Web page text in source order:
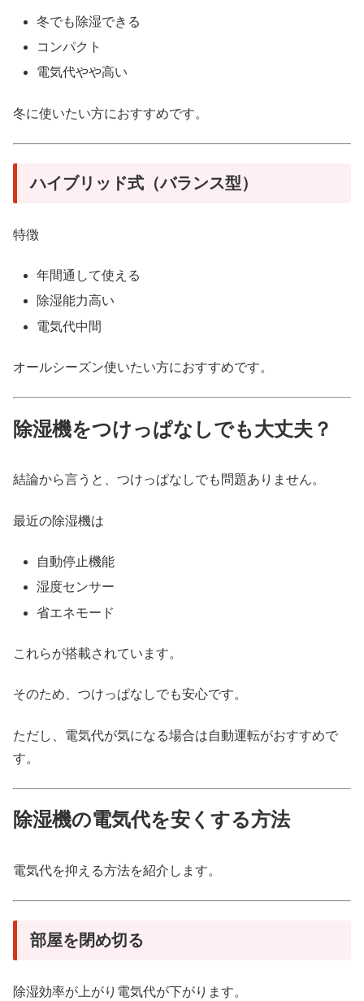
冬でも除湿できる
コンパクト
電気代やや高い
冬に使いたい方におすすめです。
ハイブリッド式（バランス型）
特徴
年間通して使える
除湿能力高い
電気代中間
オールシーズン使いたい方におすすめです。
除湿機をつけっぱなしでも大丈夫？
結論から言うと、つけっぱなしでも問題ありません。
最近の除湿機は
自動停止機能
湿度センサー
省エネモード
これらが搭載されています。
そのため、つけっぱなしでも安心です。
ただし、電気代が気になる場合は自動運転がおすすめで
す。
除湿機の電気代を安くする方法
電気代を抑える方法を紹介します。
部屋を閉め切る
除湿効率が上がり電気代が下がります。